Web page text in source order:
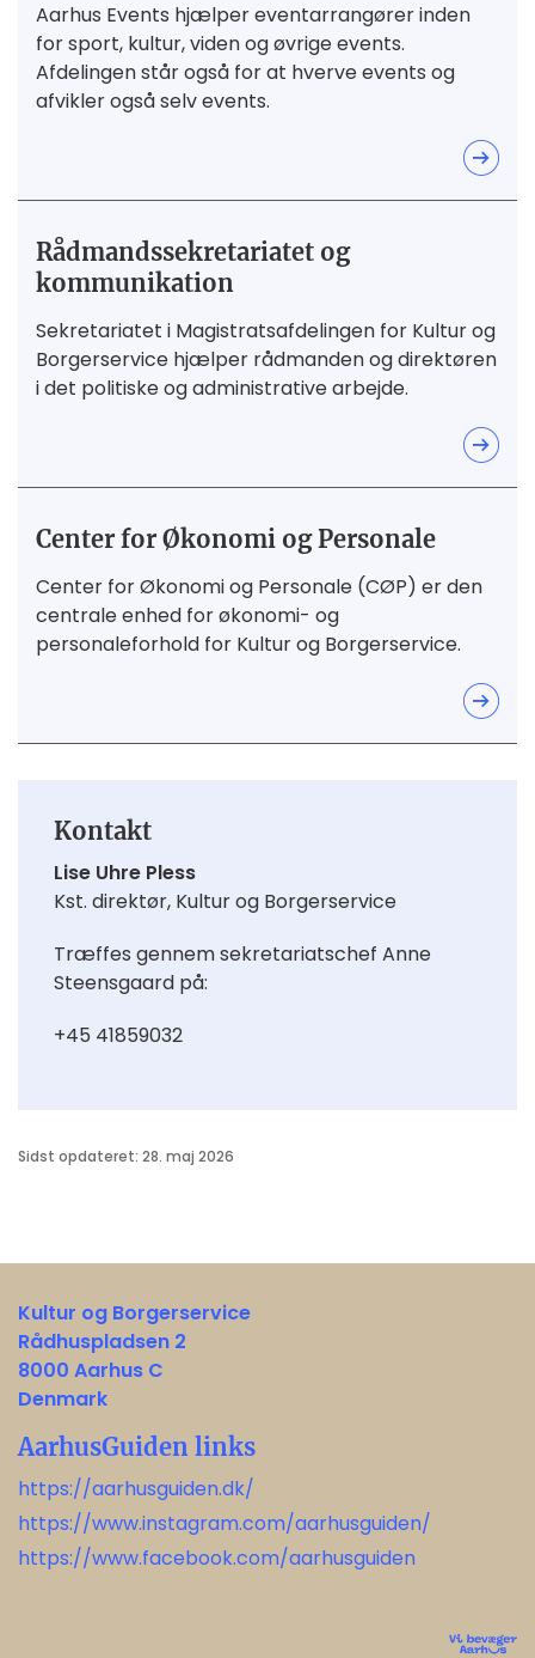
Aarhus Events hjælper eventarrangører inden
for sport, kultur, viden og øvrige events.
Afdelingen står også for at hverve events og
afvikler også selv events.
Rådmandssekretariatet og
kommunikation
Sekretariatet i Magistratsafdelingen for Kultur og
Borgerservice hjælper rådmanden og direktøren
i det politiske og administrative arbejde.
Center for Økonomi og Personale
Center for Økonomi og Personale (CØP) er den
centrale enhed for økonomi- og
personaleforhold for Kultur og Borgerservice.
Kontakt
Lise Uhre Pless
Kst. direktør, Kultur og Borgerservice
Træffes gennem sekretariatschef Anne
Steensgaard på:
+45 41859032
Sidst opdateret: 28. maj 2026
Kultur og Borgerservice
Rådhuspladsen 2
8000 Aarhus C
Denmark
AarhusGuiden links
https://aarhusguiden.dk/
https://www.instagram.com/aarhusguiden/
https://www.facebook.com/aarhusguiden